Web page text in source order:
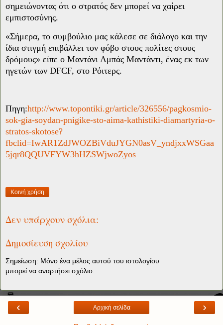
σημειώνοντας ότι ο στρατός δεν μπορεί να χαίρει
εμπιστοσύνης.
«Σήμερα, το συμβούλιο μας κάλεσε σε διάλογο και την
ίδια στιγμή επιβάλλει τον φόβο στους πολίτες στους
δρόμους» είπε ο Μαντάνι Αμπάς Μαντάντι, ένας εκ των
ηγετών των DFCF, στο Ρόιτερς.
Πηγη:http://www.topontiki.gr/article/326556/pagkosmio-
sok-gia-soydan-pnigike-sto-aima-kathistiki-diamartyria-o-
stratos-skotose?
fbclid=IwAR1ZdJWOZBiVduJYGN0asV_yndjxxWSGaa
5jqr8QQUVFYW3hHZSWjwoZyos
Κοινή χρήση
Δεν υπάρχουν σχόλια:
Δημοσίευση σχολίου
Σημείωση: Μόνο ένα μέλος αυτού του ιστολογίου
μπορεί να αναρτήσει σχόλιο.
‹ ›
Αρχική σελίδα